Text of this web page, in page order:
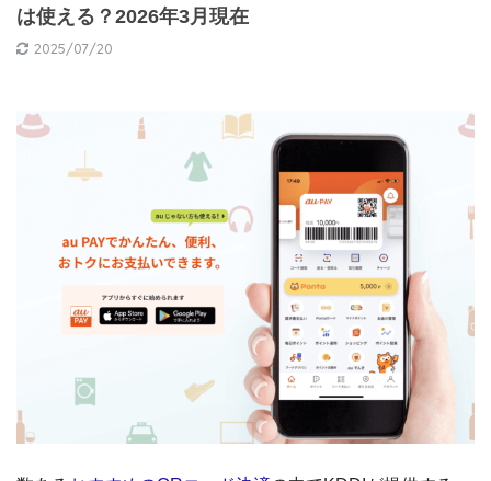
は使える？2026年3月現在
2025/07/20